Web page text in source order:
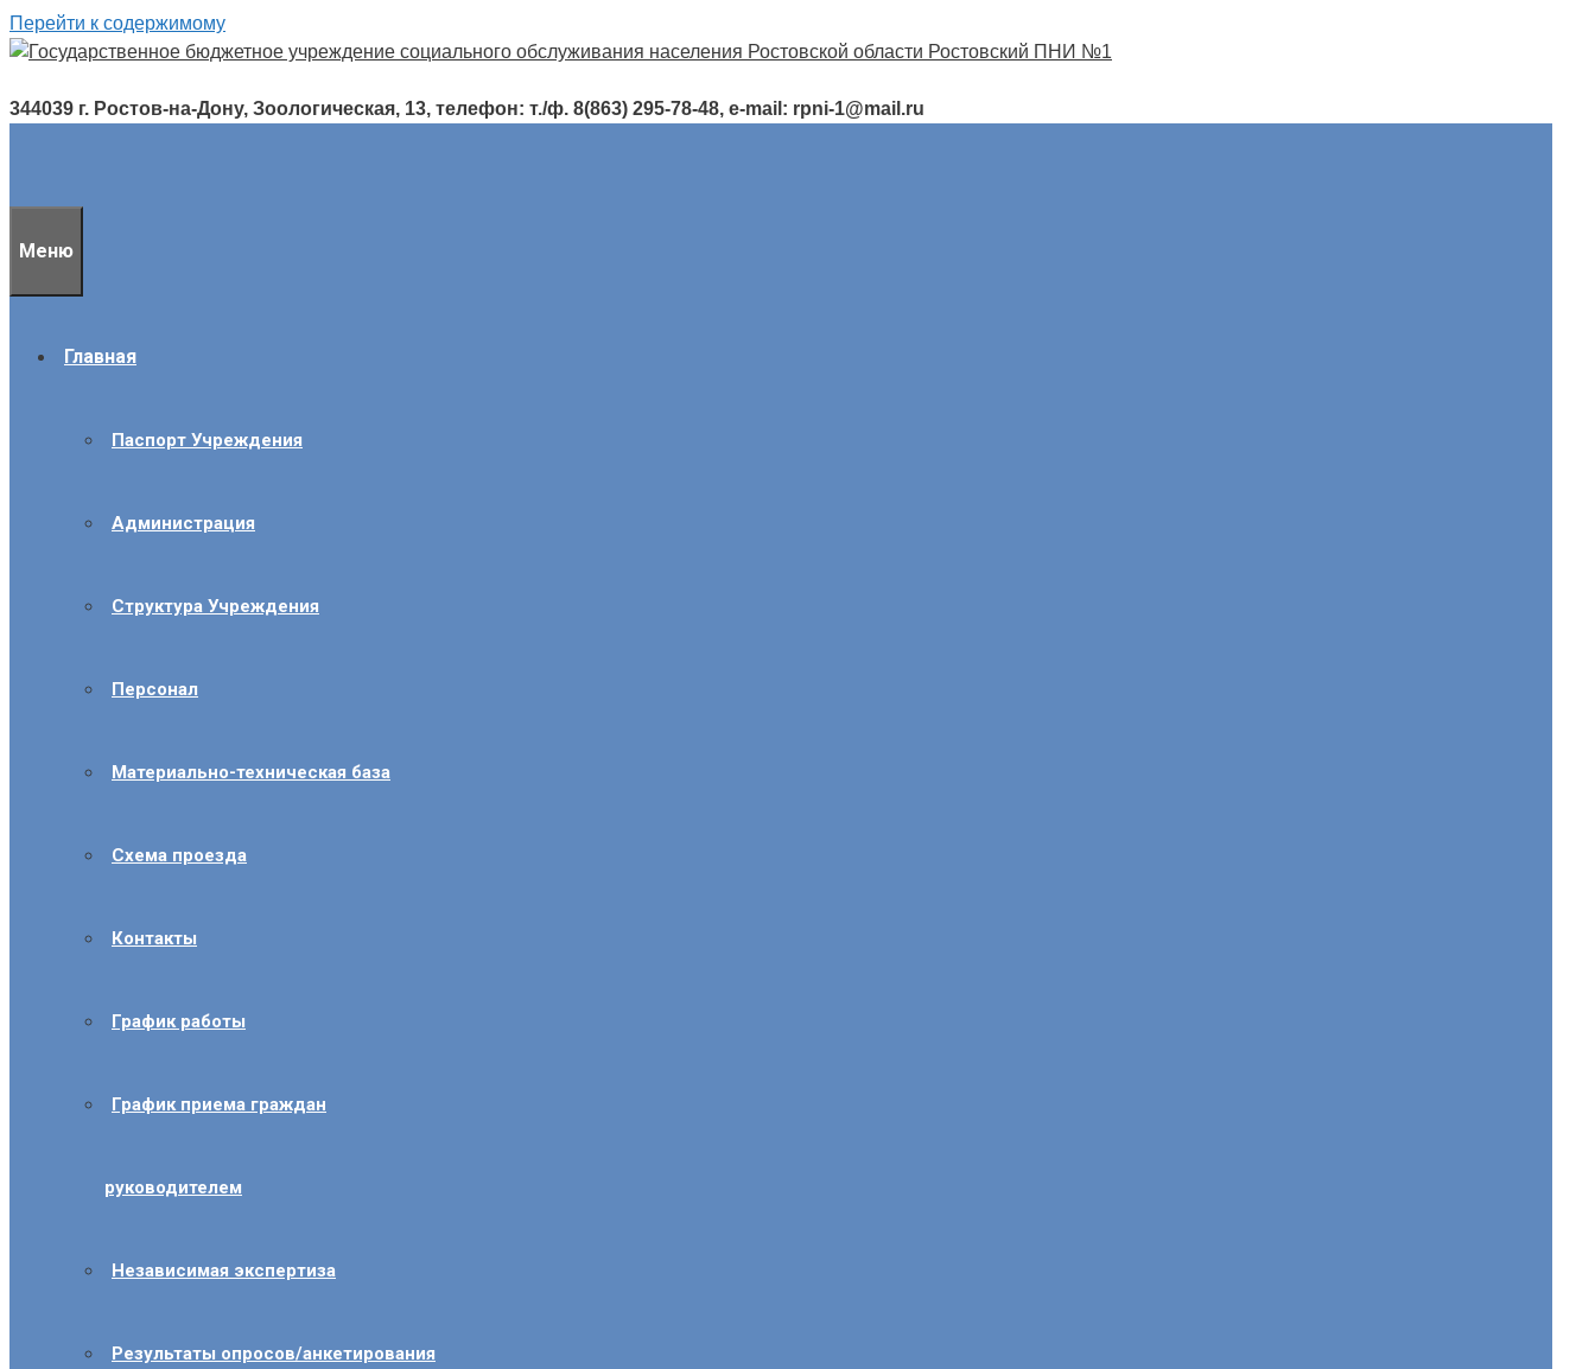
Перейти к содержимому
344039 г. Ростов-на-Дону, Зоологическая, 13, телефон: т./ф. 8(863) 295-78-48, e-mail: rpni-1@mail.ru
Меню
Главная
Паспорт Учреждения
Администрация
Структура Учреждения
Персонал
Материально-техническая база
Схема проезда
Контакты
График работы
График приема граждан
руководителем
Независимая экспертиза
Результаты опросов/анкетирования